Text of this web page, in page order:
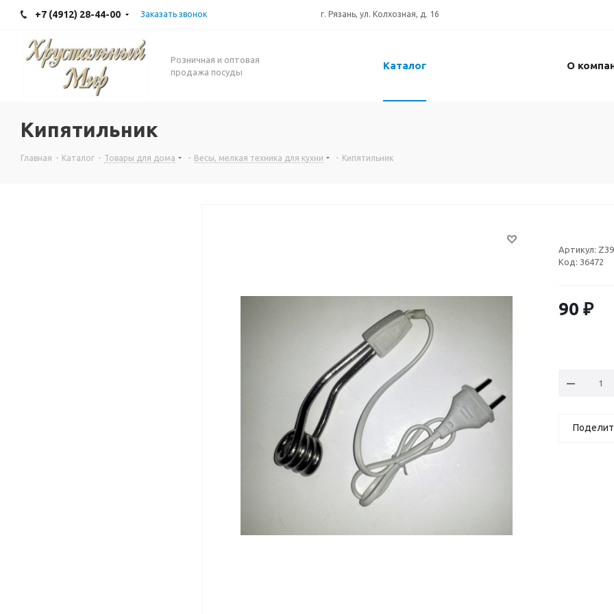
+7 (4912) 28-44-00 Заказать звонок г. Рязань, ул. Колхозная, д. 16
Розничная и оптовая
продажа посуды
Каталог О
Кипятильник
Главная - Каталог - Товары для дома - Весы, мелкая техника для кухни - Кипятильник
Артикул:
Код: 36472
90 ₽